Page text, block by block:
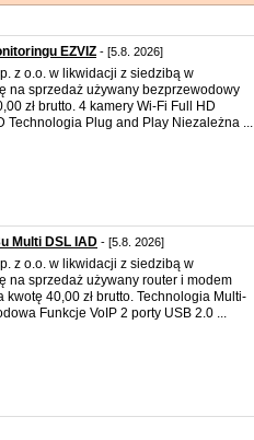
EZVIZ - [5.8. 2026]
z o.o. w likwidacji z siedzibą w
na sprzedaż używany bezprzewodowy
zł brutto. 4 kamery Wi-Fi Full HD
Technologia Plug and Play Niezależna ...
Multi DSL IAD - [5.8. 2026]
z o.o. w likwidacji z siedzibą w
na sprzedaż używany router i modem
40,00 zł brutto. Technologia Multi-
Funkcje VoIP 2 porty USB 2.0 ...